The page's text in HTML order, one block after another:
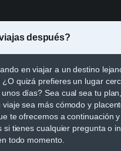
después?
en viajar a un destino
¿O quizá prefieres un lugar
días? Sea cual sea tu
viaje sea más cómodo y
te ofrecemos a continuación
si tienes cualquier pregunta o
todo momento.